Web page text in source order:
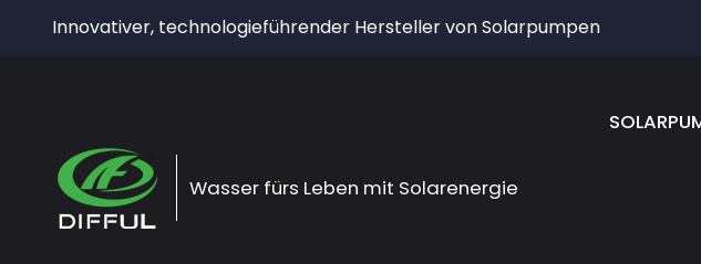
Innovativer, technologieführender Hersteller von Solarpumpen
Wasser fürs Leben mit Solarenergie